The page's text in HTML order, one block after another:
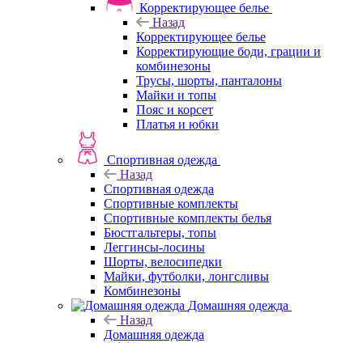
Корректирующее белье
Назад
Корректирующее белье
Корректирующие боди, грации и
комбинезоны
Трусы, шорты, панталоны
Майки и топы
Пояс и корсет
Платья и юбки
Спортивная одежда
Назад
Спортивная одежда
Спортивные комплекты
Спортивные комплекты белья
Бюстгальтеры, топы
Леггинсы-лосины
Шорты, велосипедки
Майки, футболки, лонгсливы
Комбинезоны
Домашняя одежда
Назад
Домашняя одежда